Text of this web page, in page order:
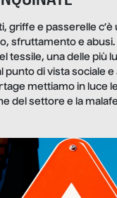
griffe e passerelle c’è
sfruttamento e abusi.
tessile, una delle più
punto di vista sociale e
mettiamo in luce
del settore e la